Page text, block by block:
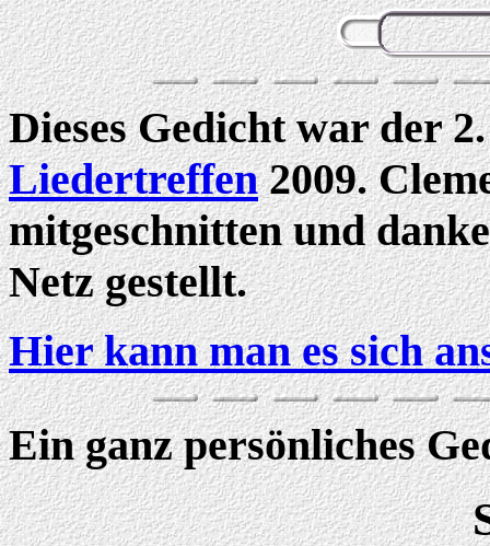
Dieses Gedicht war der
Liedertreffen2009.
mitgeschnitten und
Netz gestellt.
Hier kann man es sich
Ein ganz persönliches